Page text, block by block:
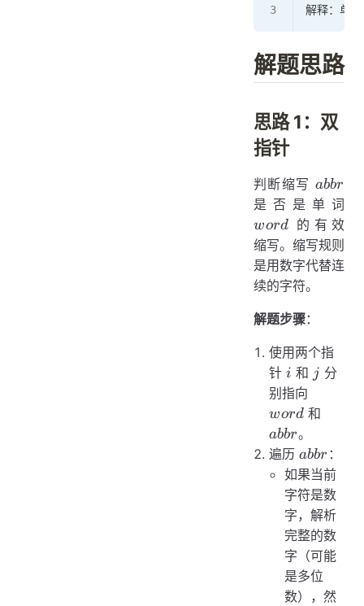
解释：单
解题思路
思路 1：双
指针
判断缩写abbr
abbr
是否是单词
word 的有效
缩写。缩写规则
是用数字代替连
续的字符。
解题步骤：
使用两个指
针i
i 和 j
j 分
别指向
word 和
abbr。
遍历abbr
abbr ：
如果当前
字符是数
字，解析
完整的数
字（可能
是多位
数），然